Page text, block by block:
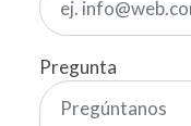
Pregunta